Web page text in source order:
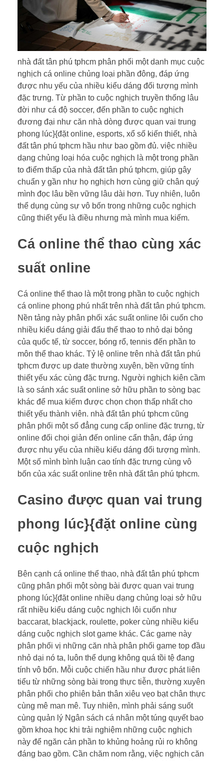
nhà đất tân phú tphcm phân phối một danh mục cuộc
nghịch cá online chủng loại phần đông, đáp ứng
được nhu yếu của nhiều kiểu dáng đối tượng mình
đặc trưng. Từ phần to cuộc nghịch truyền thống lâu
đời như cá độ soccer, đến phần to cuộc nghịch
đương đại như căn nhà dòng được quan vai trung
phong lúc}{đặt online, esports, xổ số kiến thiết, nhà
đất tân phú tphcm hầu như bao gồm đủ. việc nhiều
dạng chủng loại hóa cuộc nghịch là một trong phần
to điểm thấp của nhà đất tân phú tphcm, giúp gây
chuẩn y gần như họ nghịch hơn cùng giữ chân quý
mình đọc lâu bền vững lâu dài hơn. Tuy nhiên, luôn
thể dụng cùng sự vô bốn trong những cuộc nghịch
cũng thiết yếu là điều nhưng mà mình mua kiếm.
Cá online thể thao cùng xác
suất online
Cá online thể thao là một trong phần to cuộc nghịch
cá online phong phú nhất trên nhà đất tân phú tphcm.
Nền tảng này phân phối xác suất online lôi cuốn cho
nhiều kiểu dáng giải đấu thể thao to nhỏ dại bỏng
của quốc tế, từ soccer, bóng rổ, tennis đến phần to
môn thể thao khác. Tỷ lệ online trên nhà đất tân phú
tphcm được up date thường xuyên, bền vững tính
thiết yếu xác cùng đặc trưng. Người nghịch kiên cầm
là so sánh xác suất online sở hữu phần to sòng bạc
khác để mua kiếm được chọn chọn thấp nhất cho
thiết yếu thành viên. nhà đất tân phú tphcm cũng
phân phối một số đẳng cung cấp online đặc trưng, từ
online đối chọi giản đến online cẩn thận, đáp ứng
được nhu yếu của nhiều kiểu dáng đối tượng mình.
Một số mình bình luận cao tính đặc trưng cùng vô
bốn của xác suất online trên nhà đất tân phú tphcm.
Casino được quan vai trung
phong lúc}{đặt online cùng
cuộc nghịch
Bên cạnh cá online thể thao, nhà đất tân phú tphcm
cũng phân phối một sòng bài được quan vai trung
phong lúc}{đặt online nhiều dạng chủng loại sở hữu
rất nhiều kiểu dáng cuộc nghịch lôi cuốn như
baccarat, blackjack, roulette, poker cùng nhiều kiểu
dáng cuộc nghịch slot game khác. Các game này
phân phối vị những căn nhà phân phối game top đầu
nhỏ dại nó ta, luôn thể dụng không quá tồi tệ đang
tính vô bốn. Mỗi cuộc chiến hầu như được phát liên
tiểu từ những sòng bài trong thực tiễn, thường xuyên
phân phối cho phiên bản thân xiêu vẹo bạt chân thực
cùng mê man mê. Tuy nhiên, mình phải sáng suốt
cùng quản lý Ngân sách cá nhân một túng quyết bao
gồm khoa học khi trải nghiệm những cuộc nghịch
này để ngăn cản phần to khủng hoảng rủi ro không
đáng bao gồm. Cần chăm nom rằng, việc nghịch căn